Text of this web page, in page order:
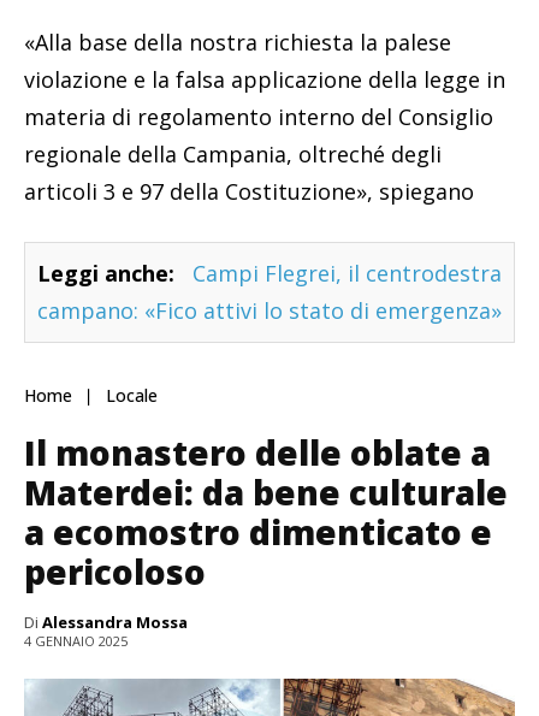
«Alla base della nostra richiesta la palese
violazione e la falsa applicazione della legge in
materia di regolamento interno del Consiglio
regionale della Campania, oltreché degli
articoli 3 e 97 della Costituzione», spiegano
Leggi anche:
Campi Flegrei, il centrodestra
campano: «Fico attivi lo stato di emergenza»
Home Locale
Il monastero delle oblate a
Materdei: da bene culturale
a ecomostro dimenticato e
pericoloso
Di Alessandra Mossa
4 GENNAIO 2025